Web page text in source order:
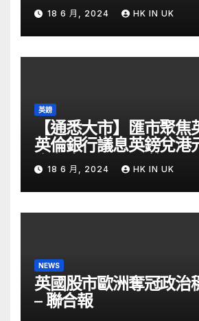
18 6 月, 2024 HK IN UK
英鎊
【通悉大市】匯市聚
英倫銀行議息英鎊兌港
金留意 – Now 財經
18 6 月, 2024 HK IN UK
NEWS
英國股市歐洲奪冠政治
– 聯合報